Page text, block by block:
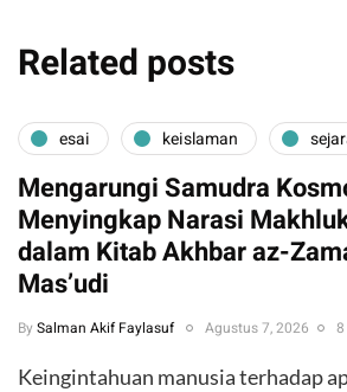
Related posts
esai keislaman
Mengarungi Samudra
Menyingkap Narasi
dalam Kitab Akhbar az-
Mas’udi
By Salman Akif Faylasuf Agustus 7, 2026
Keingintahuan manusia terhadap